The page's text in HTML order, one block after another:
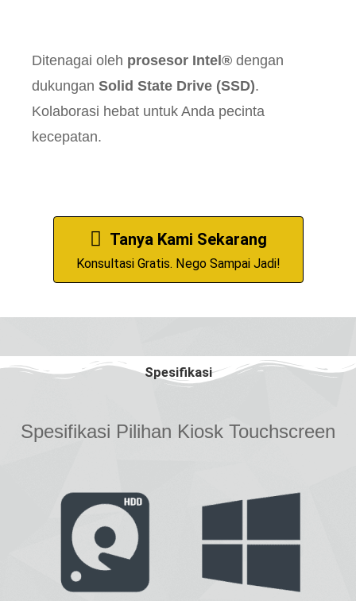
Ditenagai oleh prosesor Intel® dengan
dukungan Solid State Drive (SSD).
Kolaborasi hebat untuk Anda pecinta
kecepatan.
Tanya Kami Sekarang
Konsultasi Gratis. Nego Sampai Jadi!
Spesifikasi
Spesifikasi Pilihan Kiosk Touchscreen